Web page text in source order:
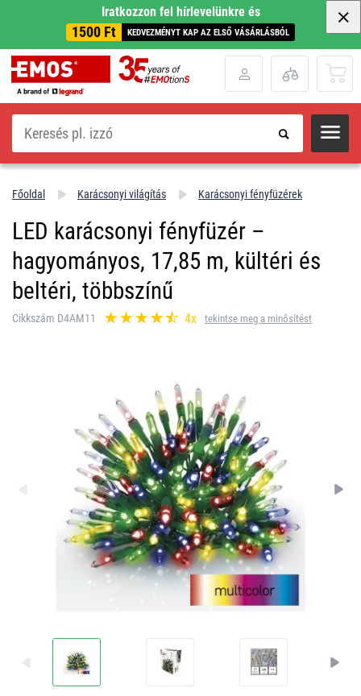
Iratkozzon fel hírlevelünkre és
1500 Ft KEDVEZMÉNYT KAP AZ ELSŐ VÁSÁRLÁSBÓL
Keresés
Főoldal Karácsonyi világítás Karácsonyi fényfüzérek
LED karácsonyi fényfüzér –
hagyományos, 17,85 m, kültéri és
beltéri, többszínű
Cikkszám D4AM11 4x tekintse meg a minősítést